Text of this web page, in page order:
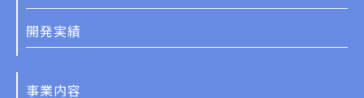
開発実績
事業内容